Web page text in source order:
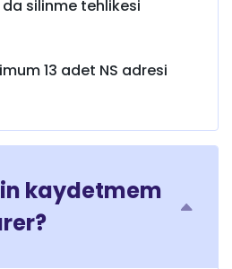
silinme tehlikesi
13 adet NS adresi
kaydetmem